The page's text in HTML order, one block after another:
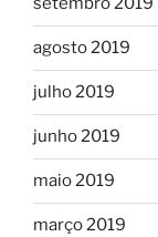
agosto 2019
julho 2019
junho 2019
maio 2019
março 2019